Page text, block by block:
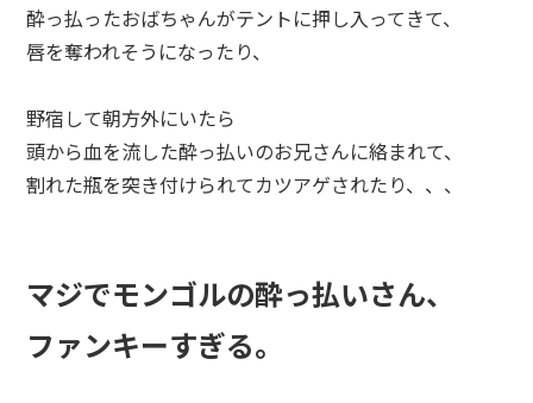
酔っ払ったおばちゃんがテントに押し入ってきて、
唇を奪われそうになったり、
野宿して朝方外にいたら
頭から血を流した酔っ払いのお兄さんに絡まれて、
割れた瓶を突き付けられてカツアゲされたり、、、
マジでモンゴルの酔っ払いさん、
ファンキーすぎる。